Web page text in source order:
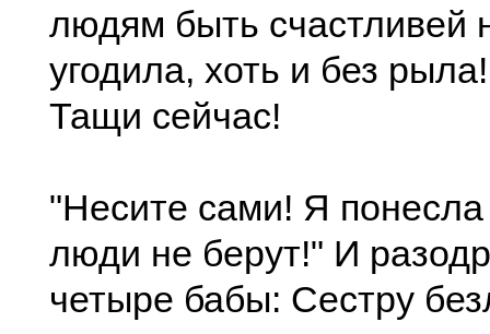
людям быть счастливей
угодила, хоть и без
Тащи сейчас!
"Несите сами! Я
люди не берут!" И
четыре бабы: Сестру